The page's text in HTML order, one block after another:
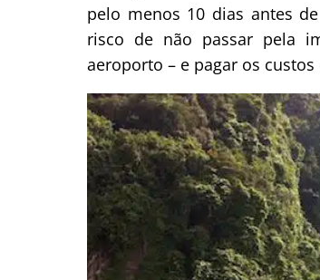
pelo menos 10 dias antes
risco de não passar pela
aeroporto – e pagar os